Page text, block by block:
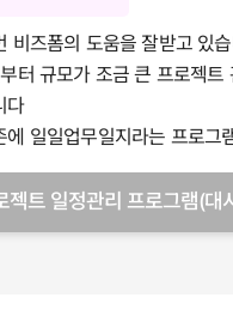
비즈폼의 도움을 잘받고 있
터 규모가 조금 큰 프로젝트
다
에 일일업무일지라는 프로그
젝트 일정관리 프로그램(대